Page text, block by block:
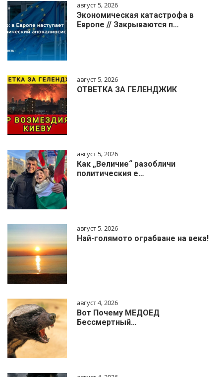
август 5, 2026
Экономическая катастрофа в
Европе // Закрываются п…
август 5, 2026
ОТВЕТКА ЗА ГЕЛЕНДЖИК
август 5, 2026
Как „Величие“ разобличи
политическия е…
август 5, 2026
Най-голямото ограбване на века!
август 4, 2026
Вот Почему МЕДОЕД
Бессмертный…